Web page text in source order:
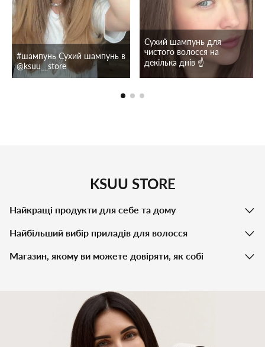
#шампунь Сухий шампунь в
@ksuu__store
Сухий шампунь для
чистого волосся на
декілька днів ☝️
KSUU STORE
Найкращі продукти для себе та дому
Найбільший вибір приладів для волосся
Магазин, якому ви можете довіряти, як собі